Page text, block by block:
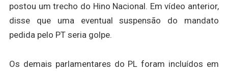
postou um trecho do Hino Nacional. Em vídeo anterior,
disse que uma eventual suspensão do mandato
pedida pelo PT seria golpe.
Os demais parlamentares do PL foram incluídos em